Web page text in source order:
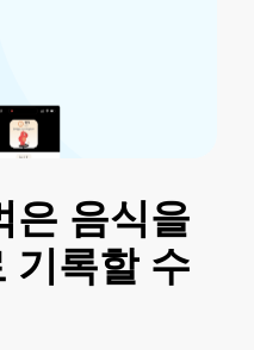
은 음식을
기록할 수